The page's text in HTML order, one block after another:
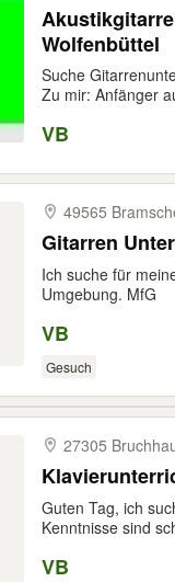
Wolfenbüttel
Suche
Zu mir: Anfänger
VB
49565
Gitarren
Ich suche für
Umgebung. MfG
VB
Gesuch
27305
Guten Tag, ich
Kenntnisse sind
VB